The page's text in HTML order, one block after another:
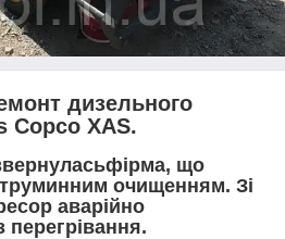
дизельного
Copco XAS.
що
очищенням. Зі
аварійно
перегрівання.